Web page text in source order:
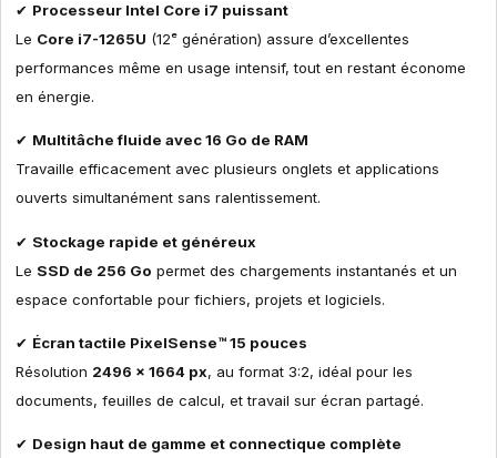
✔ Processeur Intel Core i7 puissant
Le Core i7-1265U (12ᵉ génération) assure d’excellentes
performances même en usage intensif, tout en restant économe
en énergie.
✔ Multitâche fluide avec 16 Go de RAM
Travaille efficacement avec plusieurs onglets et applications
ouverts simultanément sans ralentissement.
✔ Stockage rapide et généreux
Le SSD de 256 Go permet des chargements instantanés et un
espace confortable pour fichiers, projets et logiciels.
✔ Écran tactile PixelSense™ 15 pouces
Résolution 2496 x 1664 px, au format 3:2, idéal pour les
documents, feuilles de calcul, et travail sur écran partagé.
✔ Design haut de gamme et connectique complète